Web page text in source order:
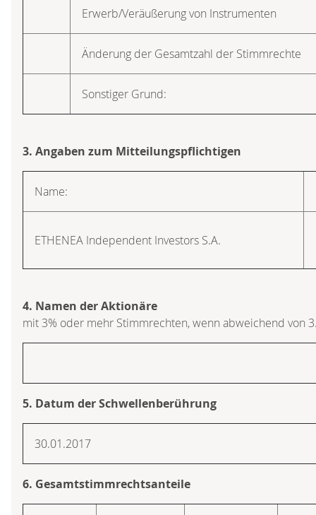
Erwerb/Veräußerung von Instrumenten
Änderung der Gesamtzahl der Stimmrechte
Sonstiger Grund:
3. Angaben zum Mitteilungspflichtigen
Name:
ETHENEA Independent Investors S.A.
4. Namen der Aktionäre
mit 3% oder mehr Stimmrechten, wenn abweichend von
5. Datum der Schwellenberührung
30.01.2017
6. Gesamtstimmrechtsanteile